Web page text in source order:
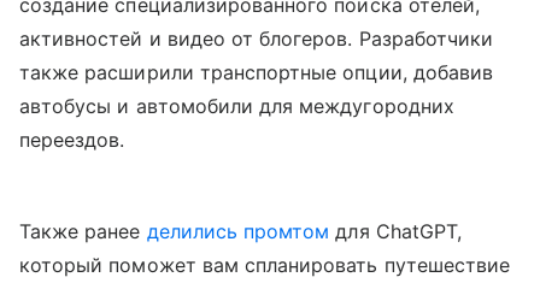
создание специализированного поиска отелей,
активностей и видео от блогеров. Разработчики
также расширили транспортные опции, добавив
автобусы и автомобили для междугородних
переездов.
Также ранее делились промтом для ChatGPT,
который поможет вам спланировать путешествие